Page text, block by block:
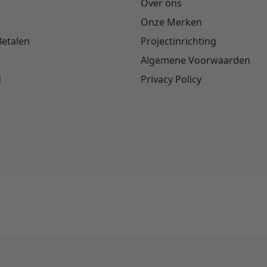
Over ons
Onze Merken
Projectinrichting
Algemene Voorwaarden
Privacy Policy